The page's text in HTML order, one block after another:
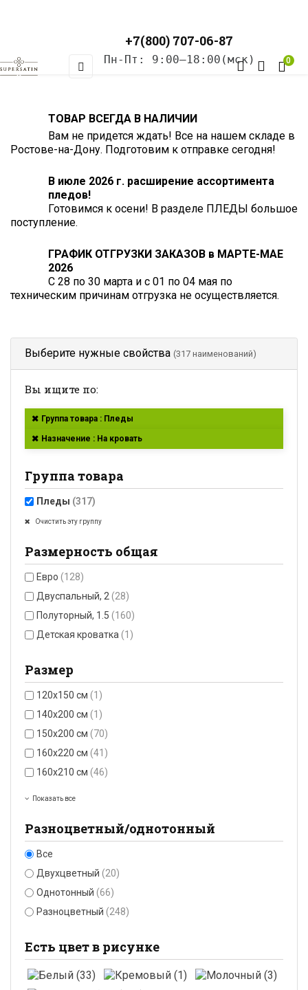
Toggle
☰
+7(800) 707-06-87
Пн-Пт: 9:00–18:00(мск) 0
ТОВАР ВСЕГДА В НАЛИЧИИ
Вам не придется ждать! Все на нашем складе в
Ростове-на-Дону. Подготовим к отправке сегодня!
В июле 2026 г. расширение ассортимента
пледов!
Готовимся к осени! В разделе ПЛЕДЫ большое
поступление.
ГРАФИК ОТГРУЗКИ ЗАКАЗОВ в МАРТЕ-МАЕ
2026
С 28 по 30 марта и с 01 по 04 мая по
техническим причинам отгрузка не осуществляется.
Выберите нужные свойства (317 наименований)
Вы ищите по:
Группа товара : Пледы
Назначение : На кровать
Группа товара
Пледы (317)
Очистить эту группу
Размерность общая
Евро (128)
Двуспальный, 2 (28)
Полуторный, 1.5 (160)
Детская кроватка (1)
Размер
120х150 см (1)
140x200 см (1)
150x200 см (70)
160x220 см (41)
160х210 см (46)
Показать все
Разноцветный/однотонный
Все
Двухцветный (20)
Однотонный (66)
Разноцветный (248)
Есть цвет в рисунке